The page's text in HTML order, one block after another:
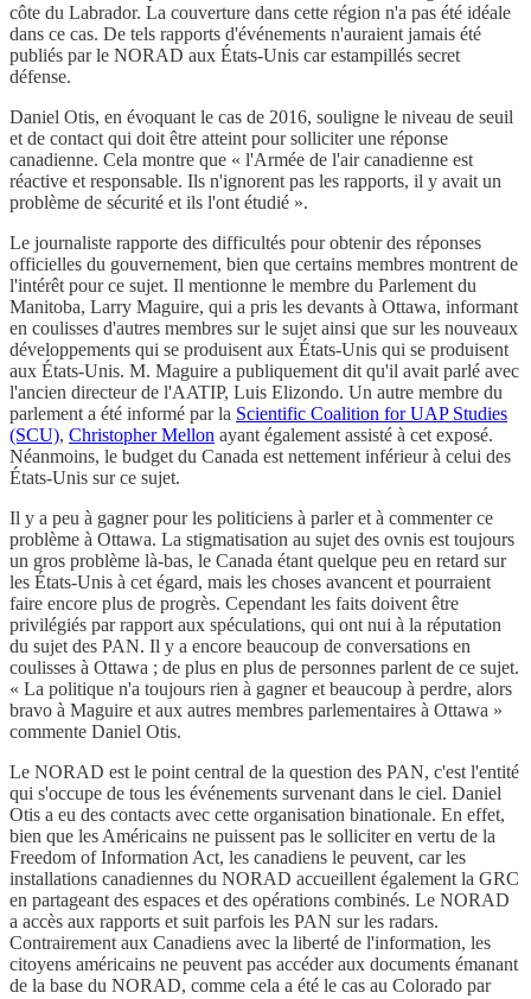
côte du Labrador. La couverture dans cette région n'a pas été idéale
dans ce cas. De tels rapports d'événements n'auraient jamais été
publiés par le NORAD aux États-Unis car estampillés secret
défense.
Daniel Otis, en évoquant le cas de 2016, souligne le niveau de seuil
et de contact qui doit être atteint pour solliciter une réponse
canadienne. Cela montre que « l'Armée de l'air canadienne est
réactive et responsable. Ils n'ignorent pas les rapports, il y avait un
problème de sécurité et ils l'ont étudié ».
Le journaliste rapporte des difficultés pour obtenir des réponses
officielles du gouvernement, bien que certains membres montrent de
l'intérêt pour ce sujet. Il mentionne le membre du Parlement du
Manitoba, Larry Maguire, qui a pris les devants à Ottawa, informant
en coulisses d'autres membres sur le sujet ainsi que sur les nouveaux
développements qui se produisent aux États-Unis qui se produisent
aux États-Unis. M. Maguire a publiquement dit qu'il avait parlé avec
l'ancien directeur de l'AATIP, Luis Elizondo. Un autre membre du
parlement a été informé par la Scientific Coalition for UAP Studies
(SCU), Christopher Mellon ayant également assisté à cet exposé.
Néanmoins, le budget du Canada est nettement inférieur à celui des
États-Unis sur ce sujet.
Il y a peu à gagner pour les politiciens à parler et à commenter ce
problème à Ottawa. La stigmatisation au sujet des ovnis est toujours
un gros problème là-bas, le Canada étant quelque peu en retard sur
les États-Unis à cet égard, mais les choses avancent et pourraient
faire encore plus de progrès. Cependant les faits doivent être
privilégiés par rapport aux spéculations, qui ont nui à la réputation
du sujet des PAN. Il y a encore beaucoup de conversations en
coulisses à Ottawa ; de plus en plus de personnes parlent de ce sujet.
« La politique n'a toujours rien à gagner et beaucoup à perdre, alors
bravo à Maguire et aux autres membres parlementaires à Ottawa »
commente Daniel Otis.
Le NORAD est le point central de la question des PAN, c'est l'entité
qui s'occupe de tous les événements survenant dans le ciel. Daniel
Otis a eu des contacts avec cette organisation binationale. En effet,
bien que les Américains ne puissent pas le solliciter en vertu de la
Freedom of Information Act, les canadiens le peuvent, car les
installations canadiennes du NORAD accueillent également la GRC
en partageant des espaces et des opérations combinés. Le NORAD
a accès aux rapports et suit parfois les PAN sur les radars.
Contrairement aux Canadiens avec la liberté de l'information, les
citoyens américains ne peuvent pas accéder aux documents émanant
de la base du NORAD, comme cela a été le cas au Colorado par